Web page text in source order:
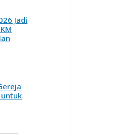
Jadi
untuk